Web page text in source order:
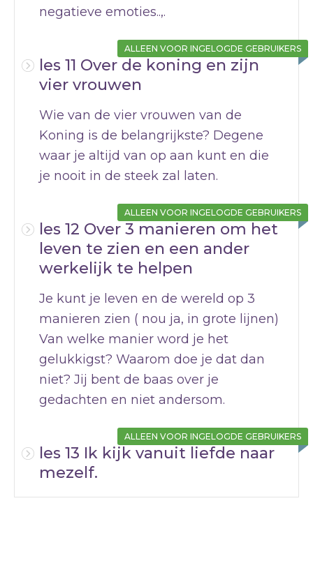
negatieve emoties..,.
ALLEEN VOOR INGELOGDE GEBRUIKERS
les 11 Over de koning en zijn
vier vrouwen
Wie van de vier vrouwen van de
Koning is de belangrijkste? Degene
waar je altijd van op aan kunt en die
je nooit in de steek zal laten.
ALLEEN VOOR INGELOGDE GEBRUIKERS
les 12 Over 3 manieren om het
leven te zien en een ander
werkelijk te helpen
Je kunt je leven en de wereld op 3
manieren zien ( nou ja, in grote lijnen)
Van welke manier word je het
gelukkigst? Waarom doe je dat dan
niet? Jij bent de baas over je
gedachten en niet andersom.
ALLEEN VOOR INGELOGDE GEBRUIKERS
les 13 Ik kijk vanuit liefde naar
mezelf.